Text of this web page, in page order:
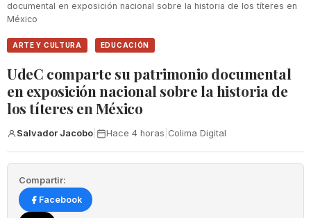
documental en exposición nacional sobre la historia de los títeres en
México
ARTE Y CULTURA EDUCACIÓN
UdeC comparte su patrimonio documental
en exposición nacional sobre la historia de
los títeres en México
Salvador Jacobo Hace 4 horas Colima Digital
Compartir:
Facebook